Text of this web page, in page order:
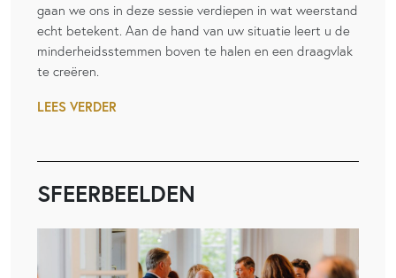
gaan we ons in deze sessie verdiepen in wat weerstand
echt betekent. Aan de hand van uw situatie leert u de
minderheidsstemmen boven te halen en een draagvlak
te creëren.
LEES VERDER
SFEERBEELDEN